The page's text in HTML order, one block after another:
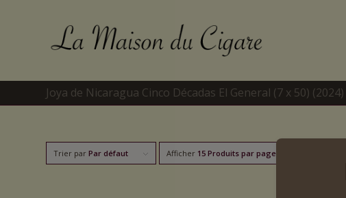
Joya de Nicaragua Cinco Décadas El General (7 x 50) (2024)
Trier par Par défaut Afficher 15 Produits par page